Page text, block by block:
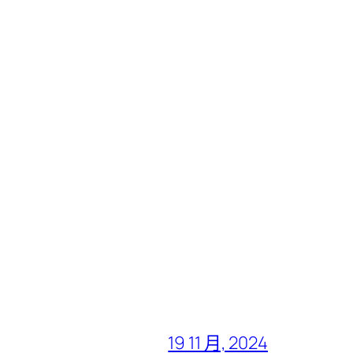
19 11 月, 2024